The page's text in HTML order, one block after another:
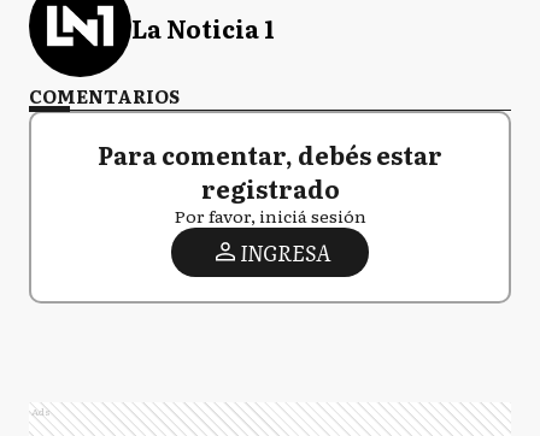
La Noticia 1
COMENTARIOS
Para comentar, debés estar
registrado
Por favor, iniciá sesión
INGRESA
Ads